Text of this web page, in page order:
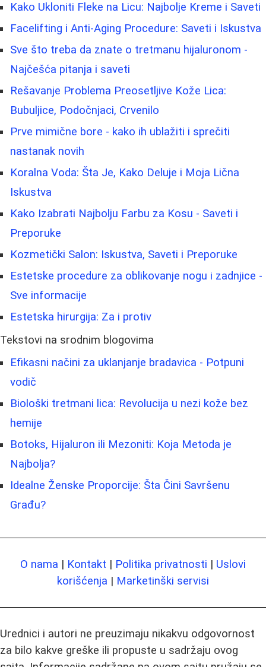
Kako Ukloniti Fleke na Licu: Najbolje Kreme i Saveti
Facelifting i Anti-Aging Procedure: Saveti i Iskustva
Sve što treba da znate o tretmanu hijaluronom -
Najčešća pitanja i saveti
Rešavanje Problema Preosetljive Kože Lica:
Bubuljice, Podočnjaci, Crvenilo
Prve mimične bore - kako ih ublažiti i sprečiti
nastanak novih
Koralna Voda: Šta Je, Kako Deluje i Moja Lična
Iskustva
Kako Izabrati Najbolju Farbu za Kosu - Saveti i
Preporuke
Kozmetički Salon: Iskustva, Saveti i Preporuke
Estetske procedure za oblikovanje nogu i zadnjice -
Sve informacije
Estetska hirurgija: Za i protiv
Tekstovi na srodnim blogovima
Efikasni načini za uklanjanje bradavica - Potpuni
vodič
Biološki tretmani lica: Revolucija u nezi kože bez
hemije
Botoks, Hijaluron ili Mezoniti: Koja Metoda je
Najbolja?
Idealne Ženske Proporcije: Šta Čini Savršenu
Građu?
O nama | Kontakt | Politika privatnosti | Uslovi
korišćenja | Marketinški servisi
Urednici i autori ne preuzimaju nikakvu odgovornost
za bilo kakve greške ili propuste u sadržaju ovog